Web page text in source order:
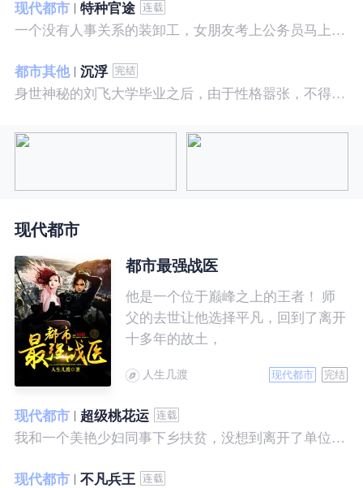
现代都市
特种官途
一个没有人事关系的装卸工，女朋友考上公务员马上抛弃了他，却是没有想到他也考上了公务员，奇迹般成为高官……
都市其他
沉浮
身世神秘的刘飞大学毕业之后，由于性格嚣张，不得不一而再再而三的面临着重重危机，受到了来自各方面的全方位打压
现代都市
都市最强战医
他是一个位于巅峰之上的王者！ 师
父的去世让他选择平凡，回到了离开
十多年的故土，
人生几渡 现代都市 完结
现代都市
超级桃花运
我和一个美艳少妇同事下乡扶贫，没想到离开了单位之后，她就性格大变……
现代都市
不凡兵王